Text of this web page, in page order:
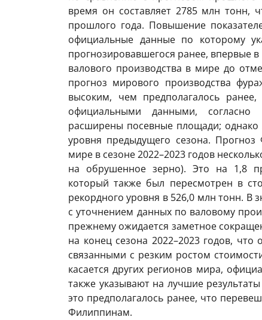
время он составляет 2785 млн тонн,
прошлого года. Повышение
официальные данные по которому
прогнозировавшегося ранее, впервые
валового производства в мире до
прогноз мирового производства
высоким, чем предполагалось
официальными данными,
расширены посевные площади;
уровня предыдущего сезона.
мире в сезоне 2022–2023 годов
на обрушенное зерно). Это на 1,8
который также был пересмотрен в
рекордного уровня в 526,0 млн тонн. В
с уточнением данных по валовому
прежнему ожидается заметное
на конец сезона 2022–2023 годов,
связанными с резким ростом
касается других регионов мира,
также указывают на лучшие
это предполагалось ранее, что
Филиппинам.